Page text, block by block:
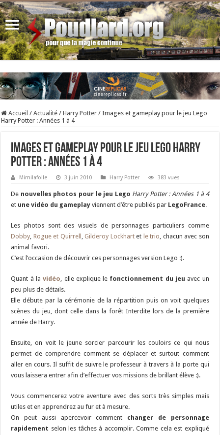
Accueil / Actualité / Harry Potter / Images et gameplay pour le jeu Lego
Harry Potter : Années 1 à 4
Images et gameplay pour le jeu Lego Harry
Potter : Années 1 à 4
Mimilafolle 3 juin 2010 Harry Potter 383 vues
De nouvelles photos pour le jeu Lego Harry Potter : Années 1 à 4
et une vidéo du gameplay viennent d’être publiés par LegoFrance.
Les photos sont des visuels de personnages particuliers comme
Dobby, Rogue et Quirrell ,Gilderoy Lockhartet le trio, chacun avec son
animal favori.
C’est l’occasion de découvrir ces personnages version Lego :).
Quant à lavidéo, elle explique le fonctionnement du jeu avec un
peu plus de détails.
Elle débute par la cérémonie de la répartition puis on voit quelques
scènes du jeu, dont celle dans la forêt Interdite lors de la première
année de Harry.
Ensuite, on voit le jeune sorcier parcourir les couloirs ce qui nous
permet de comprendre comment se déplacer et surtout comment
aller en cours. Il suffit de suivre le professeur à travers à la porte qui
vous laissera entrer afin d’effectuer vos missions de brillant élève :).
Vous commencerez votre aventure avec des sorts très simples mais
utiles et en apprendrez au fur et à mesure.
On peut aussi apercevoir comment changer de personnage
rapidement selon les tâches à accomplir. Comme cela est expliqué